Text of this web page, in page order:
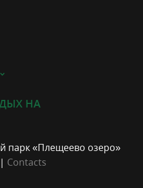
НА
парк «Плещеево озеро»
| Contacts